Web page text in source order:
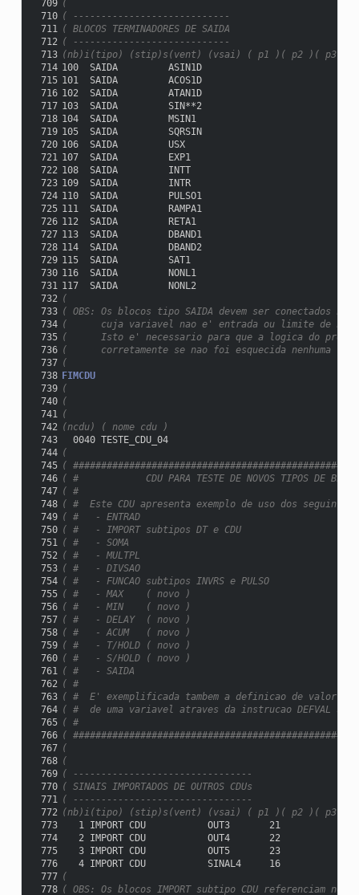
709 (
710 ( ----------------------------
711
( BLOCOS TERMINADORES DE SAIDA
712 ( ----------------------------
713 (nb)i(tipo) (stip)s(vent) (vsai) ( p1 )( p2 )( p3 )(
714 100  SAIDA         ASIN1D
715 101  SAIDA         ACOS1D
716 102  SAIDA         ATAN1D
717 103  SAIDA         SIN**2
718 104  SAIDA         MSIN1
719 105  SAIDA         SQRSIN
720 106  SAIDA         USX
721 107  SAIDA         EXP1
722 108  SAIDA         INTT
723 109  SAIDA         INTR
724 110  SAIDA         PULSO1
725 111  SAIDA         RAMPA1
726 112  SAIDA         RETA1
727 113  SAIDA         DBAND1
728 114  SAIDA         DBAND2
729 115  SAIDA         SAT1
730 116  SAIDA         NONL1
731 117  SAIDA         NONL2
732 (
733 ( OBS: Os blocos tipo SAIDA devem ser conectados na
734 (      cuja variavel nao e' entrada ou limite de
735 (      Isto e' necessario para que a logica do
736 (      corretamente se nao foi esquecida nenhuma
737 (
738 FIMCDU
739 (
740 (
741
(
742 (ncdu) ( nome cdu )
743
  0040 TESTE_CDU_04
744 (
745 (
746 ( #            CDU PARA TESTE DE NOVOS TIPOS DE
747 ( #
748 ( #  Este CDU apresenta exemplo de uso dos
749 ( #   - ENTRAD
750 ( #   - IMPORT subtipos DT e CDU
751
( #   - SOMA
752 ( #   - MULTPL
753 ( #   - DIVSAO
754 ( #   - FUNCAO subtipos INVRS e PULSO
755 ( #   - MAX    ( novo )
756 ( #   - MIN    ( novo )
757 ( #   - DELAY  ( novo )
758 ( #   - ACUM   ( novo )
759 ( #   - T/HOLD ( novo )
760 ( #   - S/HOLD ( novo )
761
( #   - SAIDA
762 ( #
763 ( #  E' exemplificada tambem a definicao de valor
764 ( #  de uma variavel atraves da instrucao DEFVAL
765 ( #
766 (
767 (
768 (
769 ( --------------------------------
770 ( SINAIS IMPORTADOS DE OUTROS CDUs
771
( --------------------------------
772 (nb)i(tipo) (stip)s(vent) (vsai) ( p1 )( p2 )( p3 )(
773
   1 IMPORT CDU           OUT3       21
774
   2 IMPORT CDU           OUT4       22
775
   3 IMPORT CDU           OUT5       23
776
   4 IMPORT CDU           SINAL4     16
777 (
778 ( OBS: Os blocos IMPORT subtipo CDU referenciam no